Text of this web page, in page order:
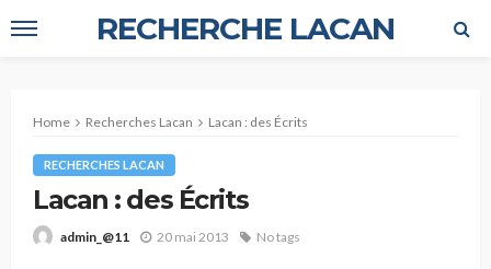
RECHERCHE LACAN
Home Recherches Lacan Lacan : des Écrits
RECHERCHES LACAN
Lacan : des Écrits
admin_@11 20 mai 2013 No tags